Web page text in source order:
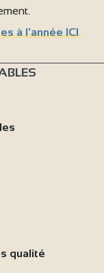
à l'année ICI
qualité